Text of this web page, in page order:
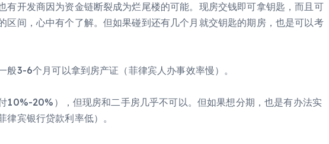
有开发商因为资金链断裂成为烂尾楼的可能。现房交钱即可拿钥匙，而且可
区间，心中有个了解。但如果碰到还有几个月就交钥匙的期房，也是可以考
般3-6个月可以拿到房产证（菲律宾人办事效率慢）。
10%-20%），但现房和二手房几乎不可以。但如果想分期，也是有办法实
宾银行贷款利率低）。